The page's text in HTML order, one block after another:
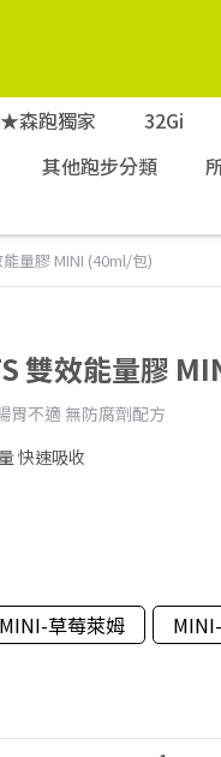
★森跑獨家 32Gi
其他跑步分類
能量膠 MINI (40ml/包)
雙效能量膠
不適 無防腐劑配方
快速吸收
MINI-草莓萊姆